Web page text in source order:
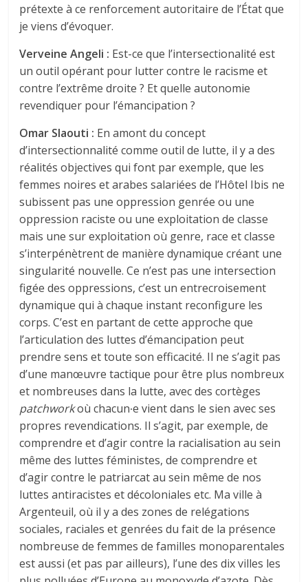
prétexte à ce renforcement autoritaire de l’État que
je viens d’évoquer.
Verveine Angeli : Est-ce que l’intersectionalité est
un outil opérant pour lutter contre le racisme et
contre l’extrême droite ? Et quelle autonomie
revendiquer pour l’émancipation ?
Omar Slaouti : En amont du concept
d’intersectionnalité comme outil de lutte, il y a des
réalités objectives qui font par exemple, que les
femmes noires et arabes salariées de l’Hôtel Ibis ne
subissent pas une oppression genrée ou une
oppression raciste ou une exploitation de classe
mais une sur exploitation où genre, race et classe
s’interpénètrent de manière dynamique créant une
singularité nouvelle. Ce n’est pas une intersection
figée des oppressions, c’est un entrecroisement
dynamique qui à chaque instant reconfigure les
corps. C’est en partant de cette approche que
l’articulation des luttes d’émancipation peut
prendre sens et toute son efficacité. Il ne s’agit pas
d’une manœuvre tactique pour être plus nombreux
et nombreuses dans la lutte, avec des cortèges
patchworkoù chacun∙e vient dans le sien avec ses
propres revendications. Il s’agit, par exemple, de
comprendre et d’agir contre la racialisation au sein
même des luttes féministes, de comprendre et
d’agir contre le patriarcat au sein même de nos
luttes antiracistes et décoloniales etc. Ma ville à
Argenteuil, où il y a des zones de relégations
sociales, raciales et genrées du fait de la présence
nombreuse de femmes de familles monoparentales
est aussi (et pas par ailleurs), l’une des dix villes les